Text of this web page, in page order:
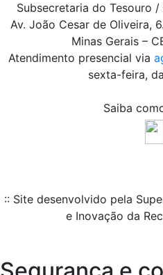
Subsecretaria do Tesouro
Av. João Cesar de Oliveira,
Minas Gerais –
Atendimento presencial via
sexta-feira,
Saiba
:: Site desenvolvido pela
e Inovação da